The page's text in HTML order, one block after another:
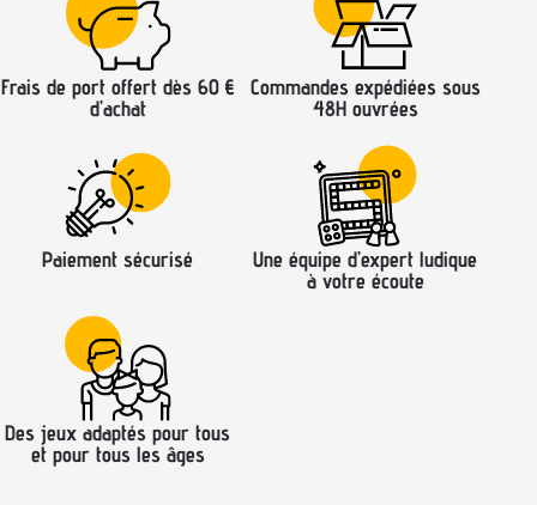
Frais de port offert dès 60 €
d’achat
Commandes expédiées sous
48H ouvrées
Paiement sécurisé
Une équipe d’expert ludique
à votre écoute
Des jeux adaptés pour tous
et pour tous les âges